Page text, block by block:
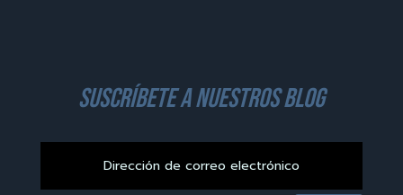
suscríbete a nuestros blog